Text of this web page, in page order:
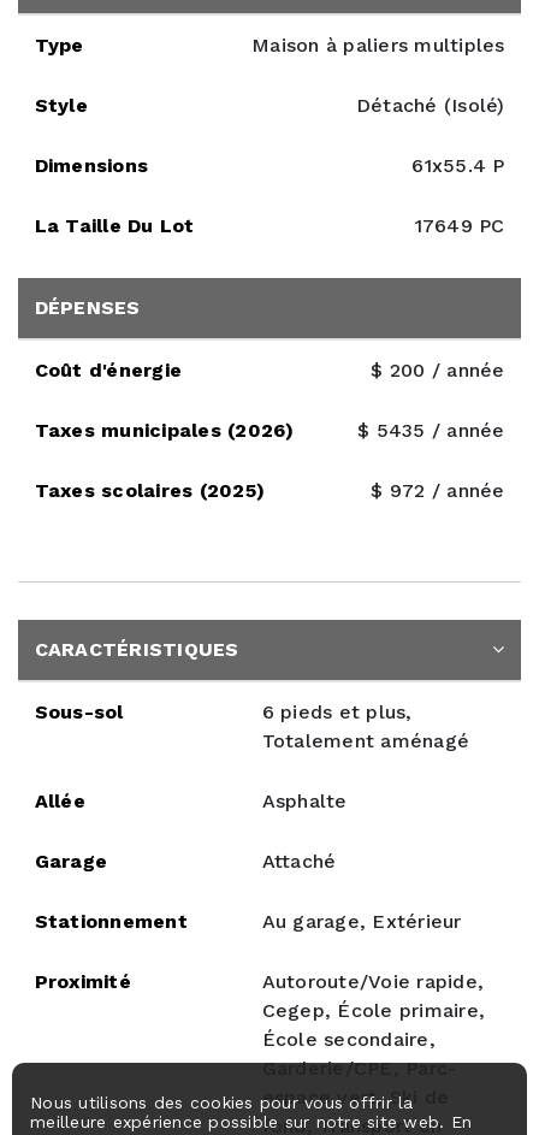
Type Maison à paliers multiples
Style Détaché (Isolé)
Dimensions 61x55.4 P
La Taille Du Lot 17649 PC
DÉPENSES
Coût d'énergie $ 200 / année
Taxes municipales (2026) $ 5435 / année
Taxes scolaires (2025) $ 972 / année
CARACTÉRISTIQUES
Sous-sol
6 pieds et plus,
Totalement aménagé
Allée Asphalte
Garage Attaché
Stationnement Au garage, Extérieur
Proximité
Autoroute/Voie rapide,
Cegep, École primaire,
École secondaire,
Garderie/CPE, Parc-
espace vert, Ski de
fond, Transport en
Nous utilisons des cookies pour vous offrir la
meilleure expérience possible sur notre site web. En